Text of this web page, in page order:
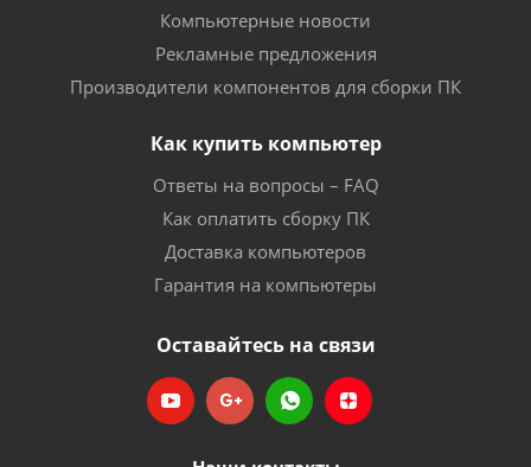
Компьютерные новости
Рекламные предложения
Производители компонентов для сборки ПК
Как купить компьютер
Ответы на вопросы – FAQ
Как оплатить сборку ПК
Доставка компьютеров
Гарантия на компьютеры
Оставайтесь на связи